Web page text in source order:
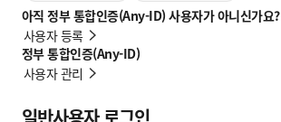
아직 정부 통합인증(Any-ID) 사용자가 아니신가요?
사용자 등록
정부 통합인증(Any-ID)
사용자 관리